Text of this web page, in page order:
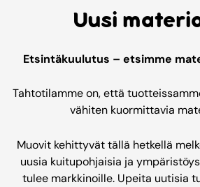
Uusi
Etsintäkuulutus – etsimme
Tahtotilamme on, että
vähiten kuormittavia
Muovit kehittyvät tällä hetkellä
uusia kuitupohjaisia ja
tulee markkinoille. Upeita uutisia